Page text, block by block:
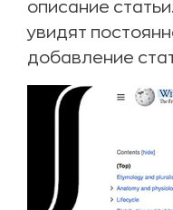
описание
увидят
добавление